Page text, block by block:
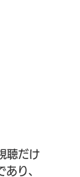
聴だけ
り、